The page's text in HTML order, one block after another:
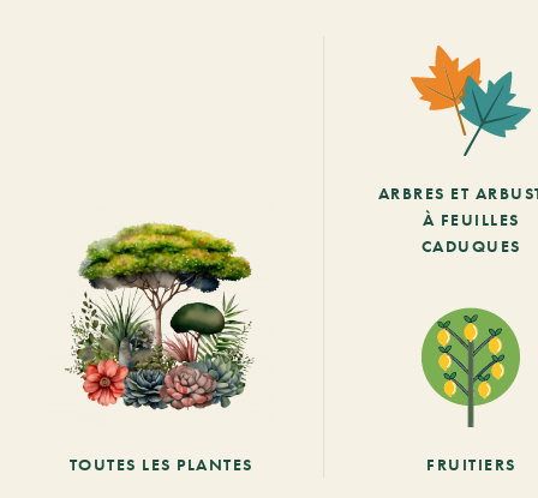
TOUTES LES PLANTES
ARBRES ET
À FEUILLES
CADUQUES
FRUITIERS